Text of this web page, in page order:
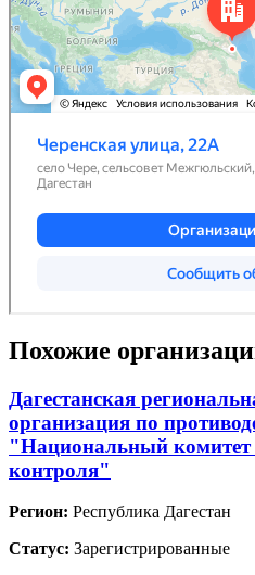
Похожие
Дагестанская
организация по
"Национальный комитет
контроля"
Регион: Республика Дагестан
Статус: Зарегистрированные